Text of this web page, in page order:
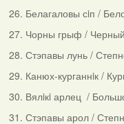
26. Белагаловы сiп /
27. Чорны грыф /
28. Стэпавы лунь /
29. Канюх-курганнiк /
30. Вялiкi арлец /
31. Стэпавы арол /